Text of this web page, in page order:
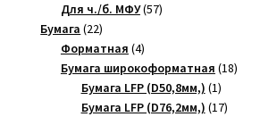
товаров
Для ч./б. МФУ 5757
Бумага 2222
товара
Форматная 44
товара
Бумага широкоформатная 1818
Бумага LFP (D50,8мм,) 11
товар
Бумага LFP (D76,2мм,) 1717